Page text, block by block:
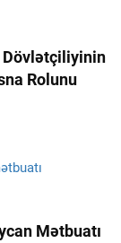
Dövlətçiliyinin
Rolunu
Mətbuatı